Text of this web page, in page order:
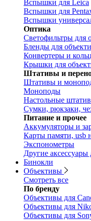
Вспышки для Leica
Вспышки для
Вспышки
Оптика
Светофильтры для
Бленды для
Конвертеры и
Крышки для
Штативы и
Штативы и
Моноподы
Настольные
Сумки, рюкзаки,
Питание и прочее
Аккумуляторы и
Карты памяти, usb
Экспонометры
Другие аксессуары
Бинокли
Объективы
Смотреть все
По бренду
Объективы для
Объективы для
Объективы для